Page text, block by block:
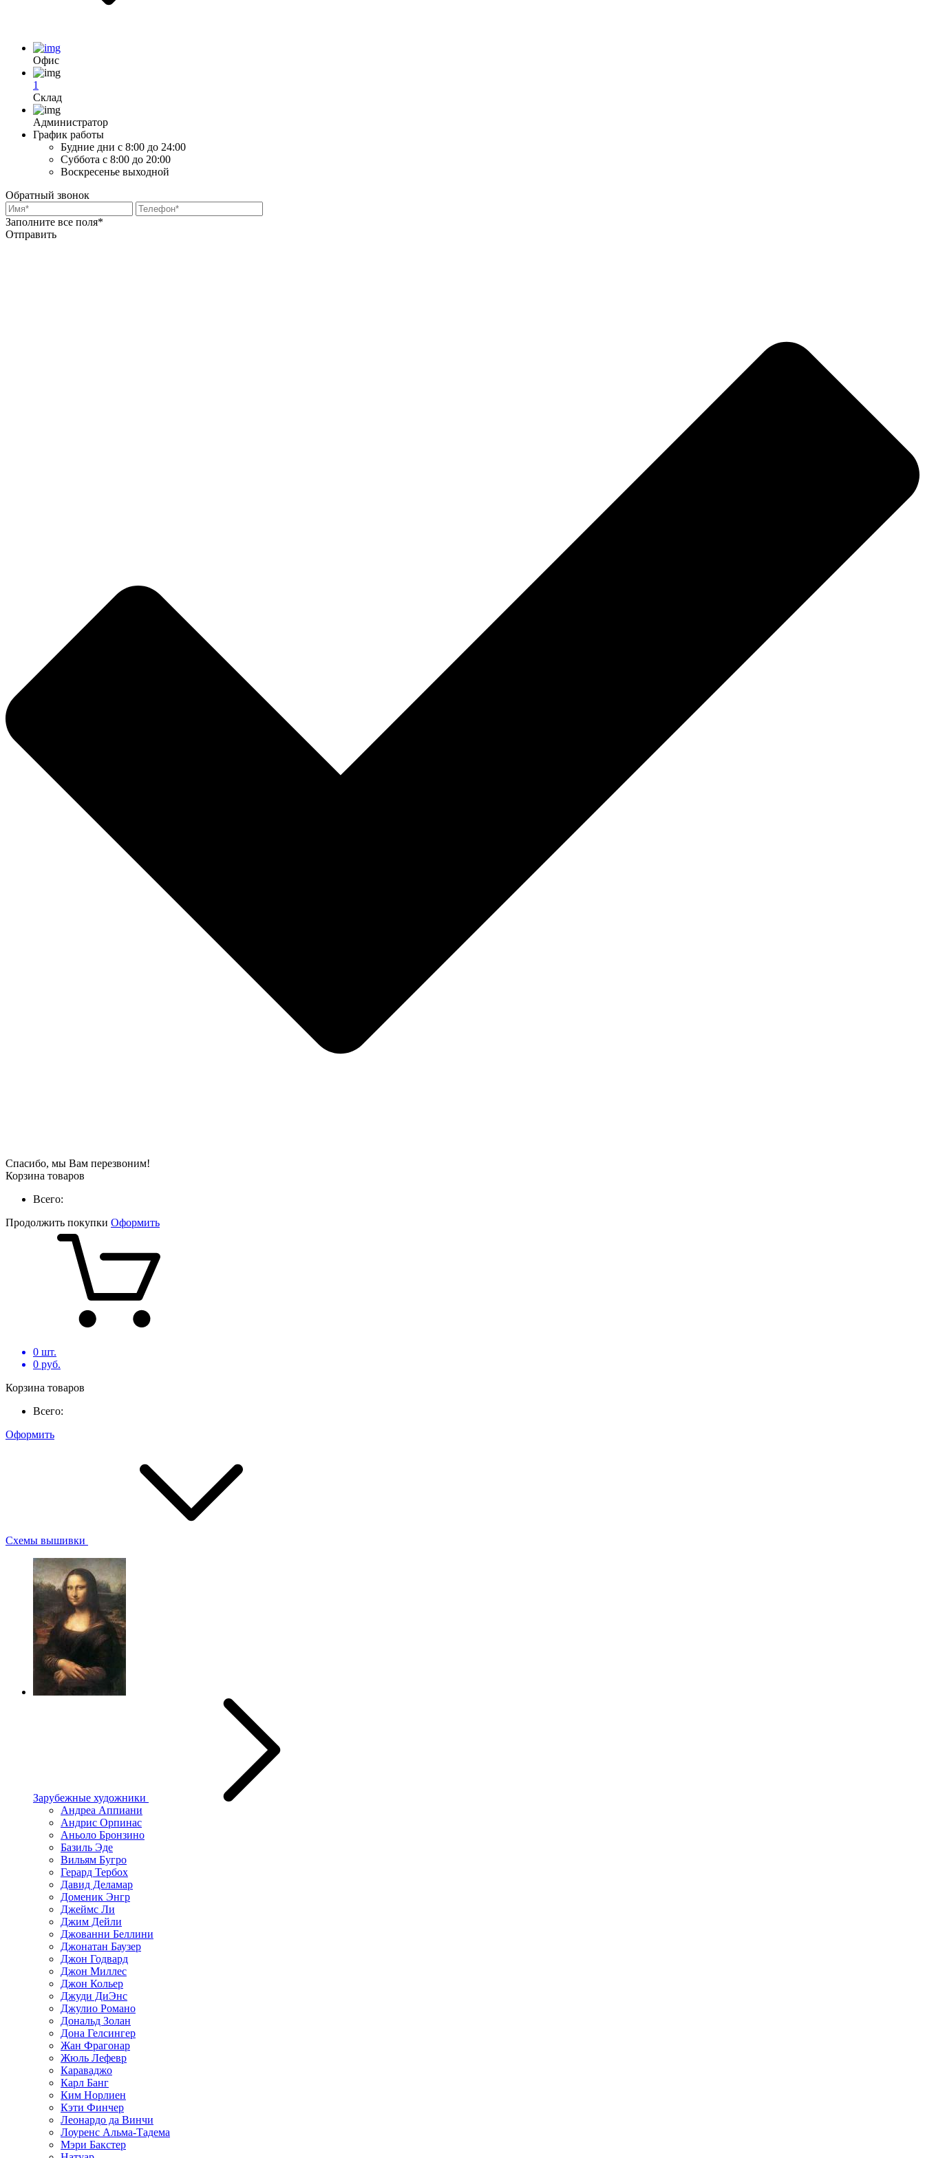
Офис
1
Склад
Администратор
График работы
Будние дни с 8:00 до 24:00
Суббота с 8:00 до 20:00
Воскресенье выходной
Обратный звонок
Заполните все поля*
Отправить
Спасибо, мы Вам перезвоним!
Корзина товаров
Всего:
Продолжить покупки Оформить
0 шт.
0 руб.
Корзина товаров
Всего:
Оформить
Схемы вышивки
Зарубежные художники
Андреа Аппиани
Андрис Орпинас
Аньоло Бронзино
Базиль Эде
Вильям Бугро
Герард Тербох
Давид Деламар
Доменик Энгр
Джеймс Ли
Джим Дейли
Джованни Беллини
Джонатан Баузер
Джон Годвард
Джон Миллес
Джон Кольер
Джуди ДиЭнс
Джулио Романо
Дональд Золан
Дона Гелсингер
Жан Фрагонар
Жюль Лефевр
Караваджо
Карл Банг
Ким Норлиен
Кэти Финчер
Леонардо да Винчи
Лоуренс Альма-Тадема
Мэри Бакстер